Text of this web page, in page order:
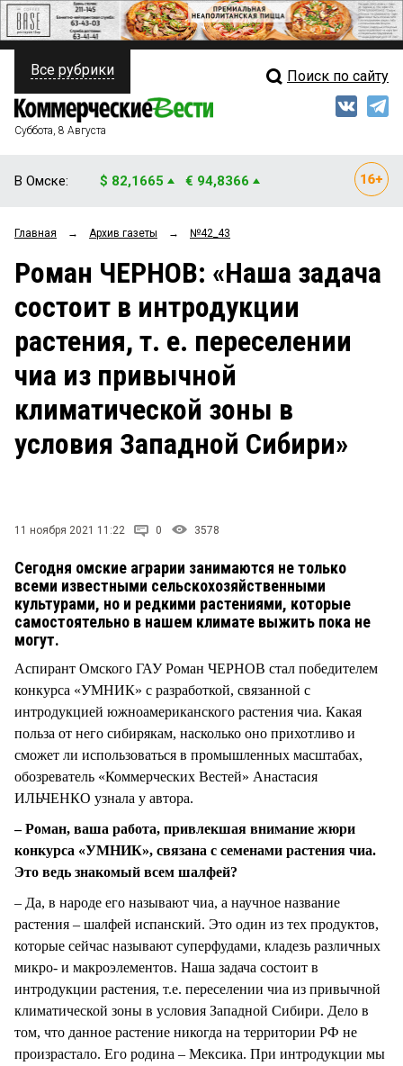
ПОЛИТИКА
ФИНАНСЫ
ОБЩЕСТВО
ЗАКОН
НОВОСТИ КОМПАНИЙ
СТИЛЬ ЖИЗНИ
Свежий выпуск
Рейтинги
Блоги
Архив
Все рубрики Поиск по сайту
Суббота, 8 Августа
В Омске: $ 82,1665 € 94,8366
Главная → Архив газеты → №42_43
Роман ЧЕРНОВ: «Наша задача
состоит в интродукции
растения, т. е. переселении
чиа из привычной
климатической зоны в
условия Западной Сибири»
11 ноября 2021 11:22 0 3578
Сегодня омские аграрии занимаются не только
всеми известными сельскохозяйственными
культурами, но и редкими растениями, которые
самостоятельно в нашем климате выжить пока не
могут.
Аспирант Омского ГАУ Роман ЧЕРНОВ стал победителем
конкурса «УМНИК» с разработкой, связанной с
интродукцией южноамериканского растения чиа. Какая
польза от него сибирякам, насколько оно прихотливо и
сможет ли использоваться в промышленных масштабах,
обозреватель «Коммерческих Вестей» Анастасия
ИЛЬЧЕНКО узнала у автора.
– Роман, ваша работа, привлекшая внимание жюри
конкурса «УМНИК», связана с семенами растения чиа.
Это ведь знакомый всем шалфей?
– Да, в народе его называют чиа, а научное название
растения – шалфей испанский. Это один из тех продуктов,
которые сейчас называют суперфудами, кладезь различных
микро- и макроэлементов. Наша задача состоит в
интродукции растения, т.е. переселении чиа из привычной
климатической зоны в условия Западной Сибири. Дело в
том, что данное растение никогда на территории РФ не
произрастало. Его родина – Мексика. При интродукции мы